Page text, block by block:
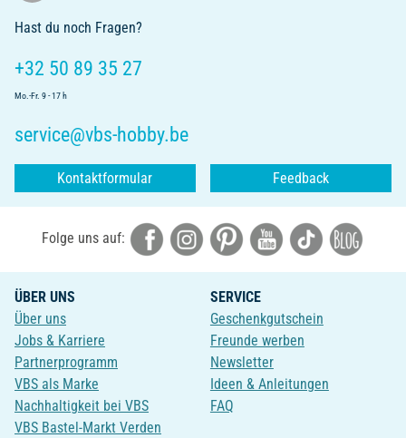
Hast du noch Fragen?
+32 50 89 35 27
Mo.-Fr. 9 - 17 h
service@vbs-hobby.be
Kontaktformular Feedback
Folge uns auf:
ÜBER UNS
Über uns
Jobs & Karriere
Partnerprogramm
VBS als Marke
Nachhaltigkeit bei VBS
VBS Bastel-Markt Verden
SERVICE
Geschenkgutschein
Freunde werben
Newsletter
Ideen & Anleitungen
FAQ